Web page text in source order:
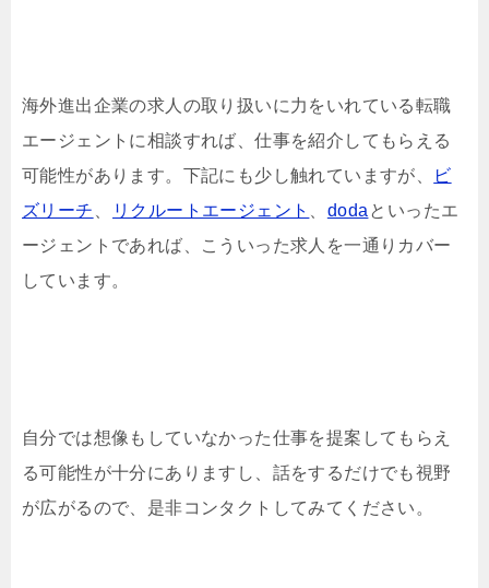
海外進出企業の求人の取り扱いに力をいれている転職
エージェントに相談すれば、仕事を紹介してもらえる
可能性があります。下記にも少し触れていますが、
ビ
ズリーチ
リクルートエージェント doda といったエ
ージェントであれば、こういった求人を一通りカバー
しています。
自分では想像もしていなかった仕事を提案してもらえ
る可能性が十分にありますし、話をするだけでも視野
が広がるので、是非コンタクトしてみてください。